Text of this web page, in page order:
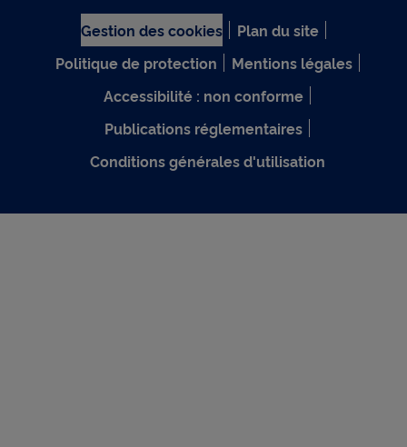
Gestion des cookies
Plan du site
Politique de protection
Mentions légales
Accessibilité : non conforme
Publications réglementaires
Conditions générales d'utilisation